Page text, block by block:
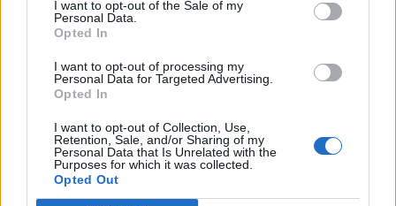
I want to opt-out of the Sale of my
Personal Data.
Opted In
I want to opt-out of processing my
Personal Data for Targeted Advertising.
Opted In
I want to opt-out of Collection, Use,
Retention, Sale, and/or Sharing of my
Personal Data that Is Unrelated with the
Purposes for which it was collected.
Opted Out
In evidenza